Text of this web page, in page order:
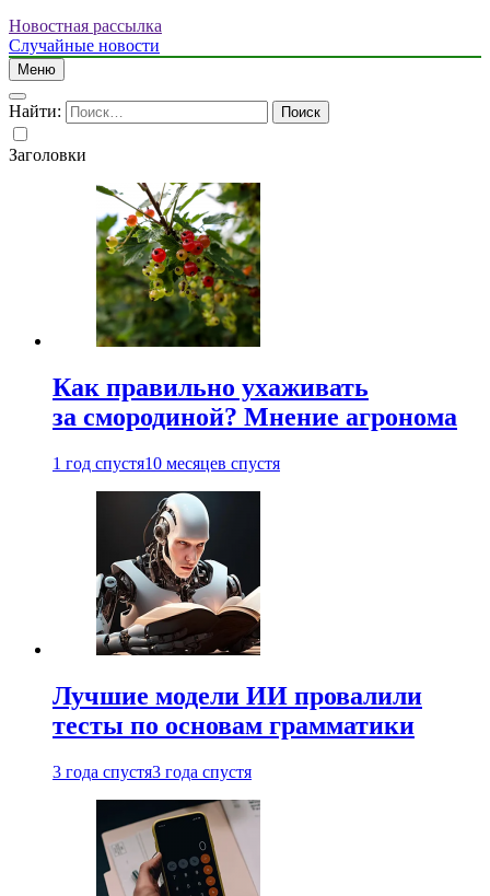
Новостная рассылка
Случайные новости
Меню
Найти:
Заголовки
Как правильно ухаживать
за смородиной? Мнение агронома
1 год спустя10 месяцев спустя
Лучшие модели ИИ провалили
тесты по основам грамматики
3 года спустя3 года спустя